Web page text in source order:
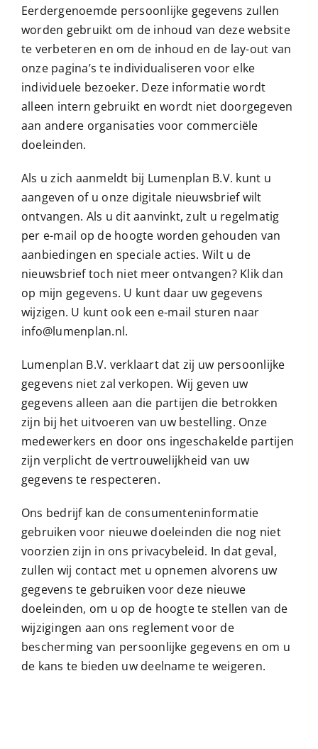
Eerdergenoemde persoonlijke gegevens zullen
worden gebruikt om de inhoud van deze website
te verbeteren en om de inhoud en de lay-out van
onze pagina’s te individualiseren voor elke
individuele bezoeker. Deze informatie wordt
alleen intern gebruikt en wordt niet doorgegeven
aan andere organisaties voor commerciële
doeleinden.
Als u zich aanmeldt bij Lumenplan B.V. kunt u
aangeven of u onze digitale nieuwsbrief wilt
ontvangen. Als u dit aanvinkt, zult u regelmatig
per e-mail op de hoogte worden gehouden van
aanbiedingen en speciale acties. Wilt u de
nieuwsbrief toch niet meer ontvangen? Klik dan
op mijn gegevens. U kunt daar uw gegevens
wijzigen. U kunt ook een e-mail sturen naar
info@lumenplan.nl.
Lumenplan B.V. verklaart dat zij uw persoonlijke
gegevens niet zal verkopen. Wij geven uw
gegevens alleen aan die partijen die betrokken
zijn bij het uitvoeren van uw bestelling. Onze
medewerkers en door ons ingeschakelde partijen
zijn verplicht de vertrouwelijkheid van uw
gegevens te respecteren.
Ons bedrijf kan de consumenteninformatie
gebruiken voor nieuwe doeleinden die nog niet
voorzien zijn in ons privacybeleid. In dat geval,
zullen wij contact met u opnemen alvorens uw
gegevens te gebruiken voor deze nieuwe
doeleinden, om u op de hoogte te stellen van de
wijzigingen aan ons reglement voor de
bescherming van persoonlijke gegevens en om u
de kans te bieden uw deelname te weigeren.